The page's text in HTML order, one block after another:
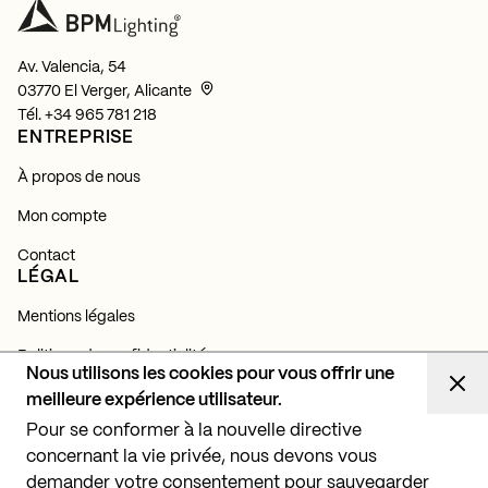
Nous utilisons les cookies pour vous offrir une
meilleure expérience utilisateur.
Pour se conformer à la nouvelle directive
concernant la vie privée, nous devons vous
demander votre consentement pour sauvegarder
Av. Valencia, 54
03770 El Verger, Alicante
Tél. +34 965 781 218
ENTREPRISE
À propos de nous
Mon compte
Contact
LÉGAL
Mentions légales
Politique de confidentialité
Politique de cookies
Abonnez-vous et découvrez toutes nos actualités,
lancements et projets d'éclairage.